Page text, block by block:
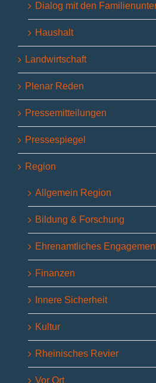
Dialog mit den
Haushalt
Landwirtschaft
Plenar Reden
Pressemitteilungen
Pressespiegel
Region
Allgemein Region
Bildung & Forschung
Ehrenamtliches
Finanzen
Innere Sicherheit
Kultur
Rheinisches Revier
Vor Ort